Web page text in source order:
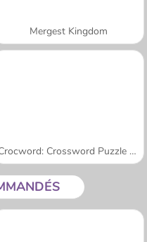
Mergest Kingdom
Crocword: Crossword Puzzle Game